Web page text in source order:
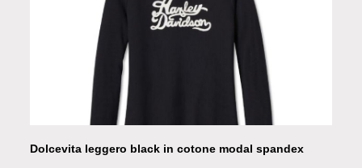
Dolcevita leggero black in cotone modal spandex